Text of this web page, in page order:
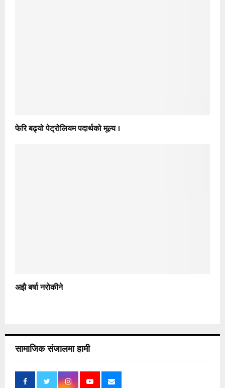
फेरि बढ्यो पेट्रोलियम पदार्थको मूल्य ।
अझै बर्षा नरोकीने
सामाजिक संजालमा हामी